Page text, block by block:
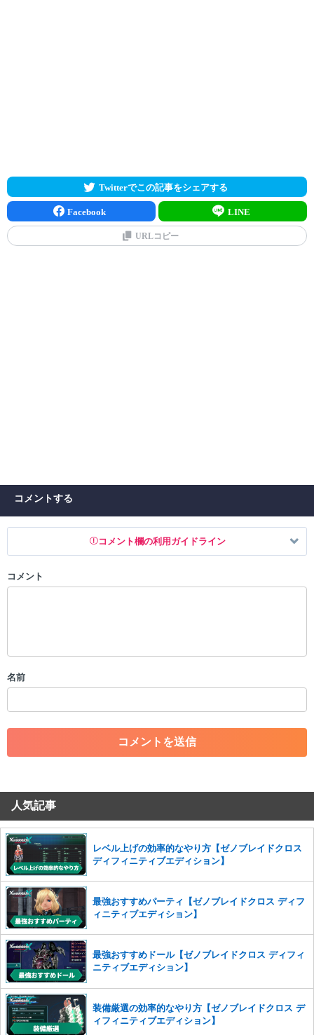
Twitterでこの記事をシェアする
Facebook LINE
URLコピー
コメントする
コメント欄の利用ガイドライン
以下の書き込みを禁止とし、場合によってはコメント削除や書き込み制
・一度削除された投稿を再び投稿すること
・アカウントの売買など金銭が絡む内容の投稿
・各ゲームのネタバレを含む内容の投稿
・その他、管理者が不適切と判断した投稿
コメントの削除を申請する
せていただきます。ご了承ください。
※一度削除したコメントは復元ができませんのでご注意くだ
さい。
また、過度な利用規約の違反や、弊社に損害の及ぶ内容の書き込みがあ
った場合は、法的措置をとらせていただく場合もございますので、あら
かじめご理解くださいませ。
コメント
名前
人気記事
レベル上げの効率的なやり方【ゼノブレイドクロス
ディフィニティブエディション】
最強おすすめパーティ【ゼノブレイドクロス ディフ
ィニティブエディション】
最強おすすめドール【ゼノブレイドクロス ディフィ
ニティブエディション】
装備厳選の効率的なやり方【ゼノブレイドクロス デ
ィフィニティブエディション】